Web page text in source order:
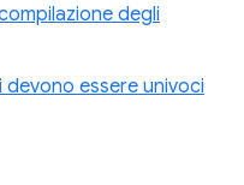
degli
essere univoci